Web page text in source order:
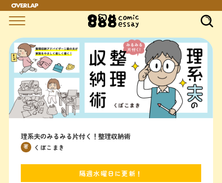
理系夫のみるみる片付く！整理収納術
著 くぼこまき
隔週水曜日に更新！